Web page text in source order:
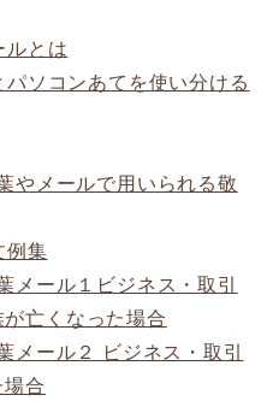
とは
ソコンあてを使い分ける
やメールで用いられる敬
例集
メール１ビジネス・取引
亡くなった場合
メール２ ビジネス・取引
合